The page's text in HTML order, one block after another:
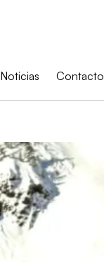
Noticias Contacto